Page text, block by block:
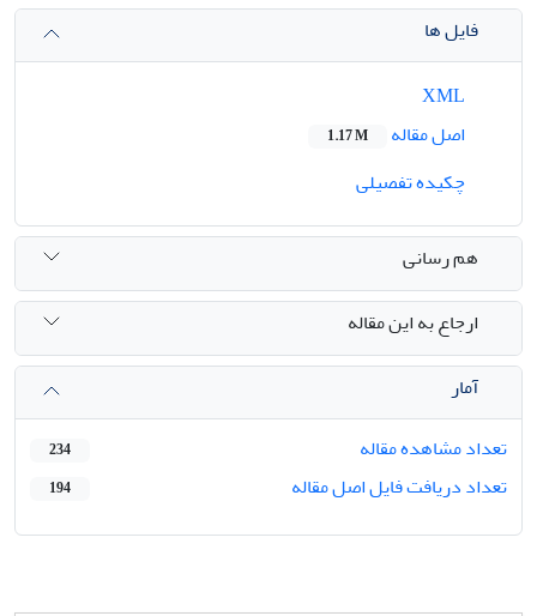
فایل ها
اصل مقاله
1.17 M
چکیده تفصیلی
هم رسانی
ارجاع به این مقاله
آمار
تعداد مشاهده مقاله
234
تعداد دریافت فایل اصل مقاله 194